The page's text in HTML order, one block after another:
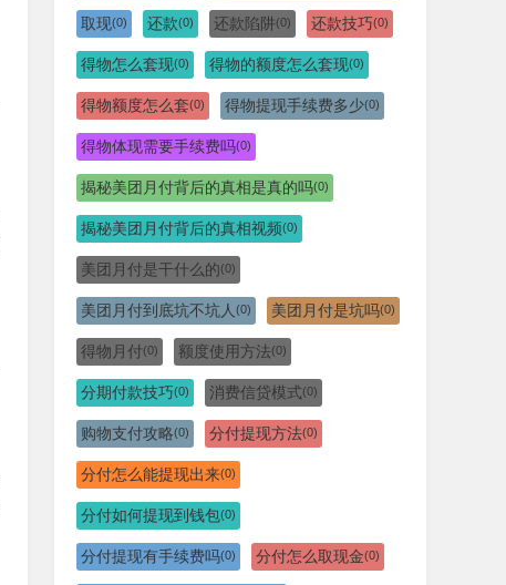
取现(0) 还款(0) 还款陷阱(0) 还款技巧(0)
得物怎么套现(0) 得物的额度怎么套现(0)
得物额度怎么套(0) 得物提现手续费多少(0)
得物体现需要手续费吗(0)
揭秘美团月付背后的真相是真的吗(0)
揭秘美团月付背后的真相视频(0)
美团月付是干什么的(0)
美团月付到底坑不坑人 (0) 美团月付是坑吗(0)
得物月付(0) 额度使用方法(0)
分期付款技巧(0) 消费信贷模式(0)
购物支付攻略(0) 分付提现方法(0)
分付怎么能提现出来(0)
分付如何提现到钱包(0)
分付提现有手续费吗(0) 分付怎么取现金(0)